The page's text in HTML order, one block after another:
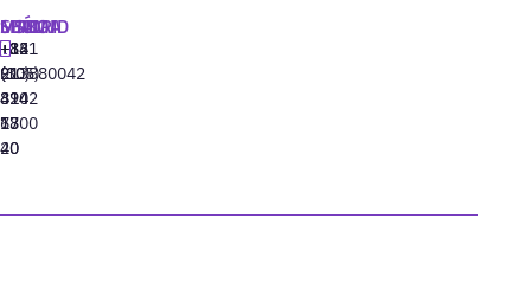
MADRID
+34
91
310
77
40
MIAMI
+1
(305)
424
13
20
SEÚL
+82
(10)
8942
6800
LISBOA
‪+351
213880042